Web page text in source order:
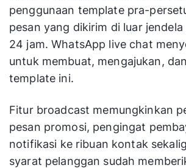
penggunaan template pra-
pesan yang dikirim di luar
24 jam. WhatsApp live chat
untuk membuat, mengajukan,
template ini.
Fitur broadcast memungkinkan
pesan promosi, pengingat
notifikasi ke ribuan kontak
syarat pelanggan sudah